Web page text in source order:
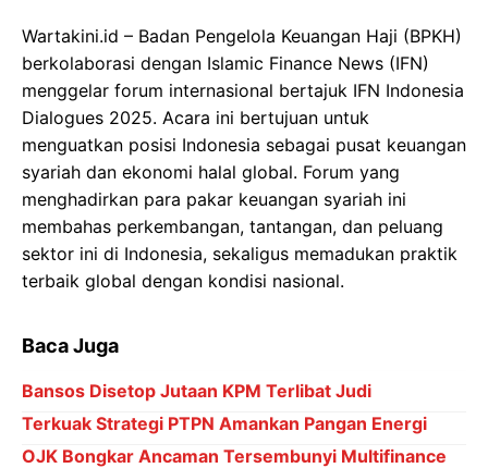
Wartakini.id – Badan Pengelola Keuangan Haji (BPKH)
berkolaborasi dengan Islamic Finance News (IFN)
menggelar forum internasional bertajuk IFN Indonesia
Dialogues 2025. Acara ini bertujuan untuk
menguatkan posisi Indonesia sebagai pusat keuangan
syariah dan ekonomi halal global. Forum yang
menghadirkan para pakar keuangan syariah ini
membahas perkembangan, tantangan, dan peluang
sektor ini di Indonesia, sekaligus memadukan praktik
terbaik global dengan kondisi nasional.
Baca Juga
Bansos Disetop Jutaan KPM Terlibat Judi
Terkuak Strategi PTPN Amankan Pangan Energi
OJK Bongkar Ancaman Tersembunyi Multifinance